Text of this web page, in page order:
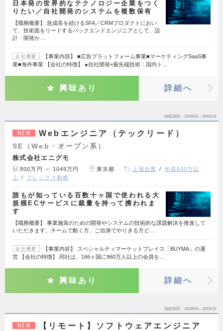
日本発の世界的なテクノロジー企業をつく
りたい／自社開発のシステムを複数保有
【職務概要】 急成長を続けるSFA／CRMプロダクトにおい
て、技術面をリードするバックエンドエンジニアとして、設
計・開発か…
会社概要
【事業内容】 ■広告プラットフォーム事業■マーケティングSaaS事
業■海外事業 【会社の特徴】 ●自社開発×最先端技術：国内ト…
興味あり 詳細へ
掲載期間 26/08/06～26/08/19
NEW Webエンジニア（テックリード）
SE（Web・オープン系）
株式会社エニグモ
800万円 ～ 1049万円 東京都 上場企業
年収600万以
上
フレックス勤務
誰もが知っている百数十ヶ国で使われる大
規模ECサービスに裁量を持って携われま
す
【職務概要】 事業施策のための開発やシステムの技術的な課題解決を推進して
いただきます。チームで動く方、ご自身でやりきる方ど…
会社概要
【事業内容】 スペシャルティマーケットプレイス「BUYMA」の運
営 【会社の特徴】 同社は、166ヶ国に960万人以上の会員を…
興味あり 詳細へ
掲載期間 26/08/06～26/08/19
NEW 【リモート】ソフトウェアエンジニア